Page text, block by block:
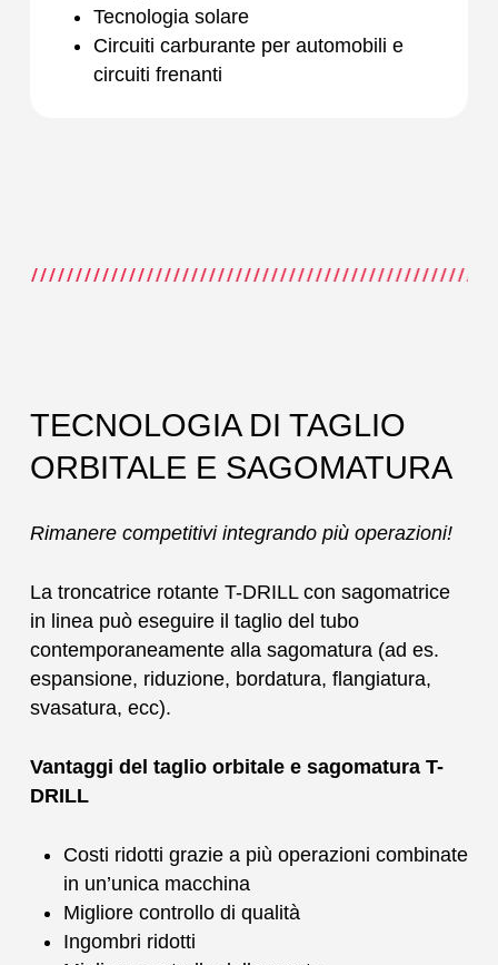
Tecnologia solare
Circuiti carburante per automobili e
circuiti frenanti
TECNOLOGIA DI TAGLIO
ORBITALE E SAGOMATURA
Rimanere competitivi integrando più operazioni!
La troncatrice rotante T-DRILL con sagomatrice
in linea può eseguire il taglio del tubo
contemporaneamente alla sagomatura (ad es.
espansione, riduzione, bordatura, flangiatura,
svasatura, ecc).
Vantaggi del taglio orbitale e sagomatura T-
DRILL
Costi ridotti grazie a più operazioni combinate
in un’unica macchina
Migliore controllo di qualità
Ingombri ridotti